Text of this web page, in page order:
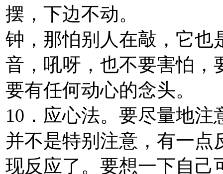
摆，下边不动。
钟，那怕别人在敲，它也
音，吼呀，也不要害怕，
要有任何动心的念头。
10．应心法。要尽量地
并不是特别注意，有一点
现反应了。要想一下自己